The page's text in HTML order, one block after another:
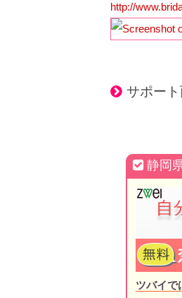
http://
サポー
静岡
ツバイで